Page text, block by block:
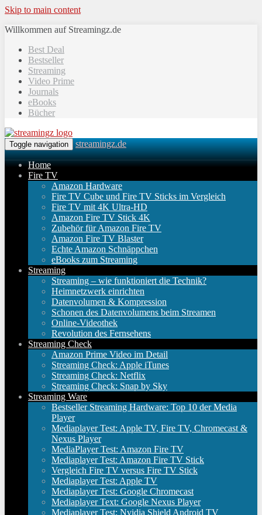
Skip to main content
Willkommen auf Streamingz.de
Best Deal
Bestseller
Streaming
Video Prime
Journals
eBooks
Bücher
Toggle navigation streamingz.de
Home
Fire TV
Amazon Hardware
Fire TV Cube und Fire TV Sticks im Vergleich
Fire TV mit 4K Ultra-HD
Amazon Fire TV Stick 4K
Zubehör für Amazon Fire TV
Amazon Fire TV Blaster
Echte Amazon Schnäppchen
eBooks zum Streaming
Streaming
Streaming – wie funktioniert die Technik?
Heimnetzwerk einrichten
Datenvolumen & Kompression
Schonen des Datenvolumens beim Streamen
Online-Videothek
Revolution des Fernsehens
Streaming Check
Amazon Prime Video im Detail
Streaming Check: Apple iTunes
Streaming Check: Netflix
Streaming Check: Snap by Sky
Streaming Ware
Bestseller Streaming Hardware: Top 10 der Media
Player
Mediaplayer Test: Apple TV, Fire TV, Chromecast &
Nexus Player
MediaPlayer Test: Amazon Fire TV
Mediaplayer Test: Amazon Fire TV Stick
Vergleich Fire TV versus Fire TV Stick
Mediaplayer Test: Apple TV
Mediaplayer Test: Google Chromecast
Mediaplayer Text: Google Nexus Player
Mediaplayer Test: Nvidia Shield Android TV